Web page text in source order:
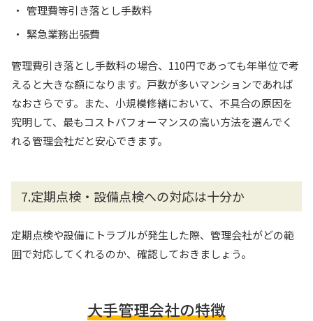
管理費等引き落とし手数料
緊急業務出張費
管理費引き落とし手数料の場合、110円であっても年単位で考
えると大きな額になります。戸数が多いマンションであれば
なおさらです。また、小規模修繕において、不具合の原因を
究明して、最もコストパフォーマンスの高い方法を選んでく
れる管理会社だと安心できます。
7.定期点検・設備点検への対応は十分か
定期点検や設備にトラブルが発生した際、管理会社がどの範
囲で対応してくれるのか、確認しておきましょう。
大手管理会社の特徴